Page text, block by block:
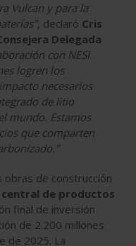
Vulcan y para la
, declaró Cris
Delegada
con NESI
logren los
necesarios
de litio
mundo. Estamos
que comparten
obras de construcción
de productos
final de inversión
de 2.200 millones
de 2025. La